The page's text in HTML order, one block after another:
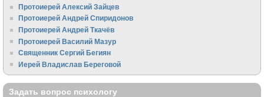
Протоиерей Алексий Зайцев
Протоиерей Андрей Спиридонов
Протоиерей Андрей Ткачёв
Протоиерей Василий Мазур
Священник Сергий Бегиян
Иерей Владислав Береговой
Задать вопрос психологу